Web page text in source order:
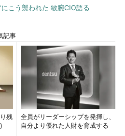
こう襲われた 敏腕CIO語る
記事
残
全員がリーダーシップを発揮し、
自分より優れた人財を育成する